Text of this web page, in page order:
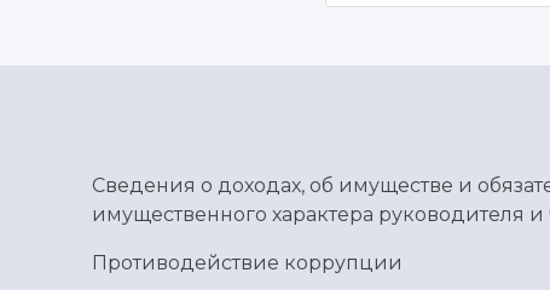
Сведения о доходах, об имуществе и
имущественного характера руководителя
Противодействие коррупции